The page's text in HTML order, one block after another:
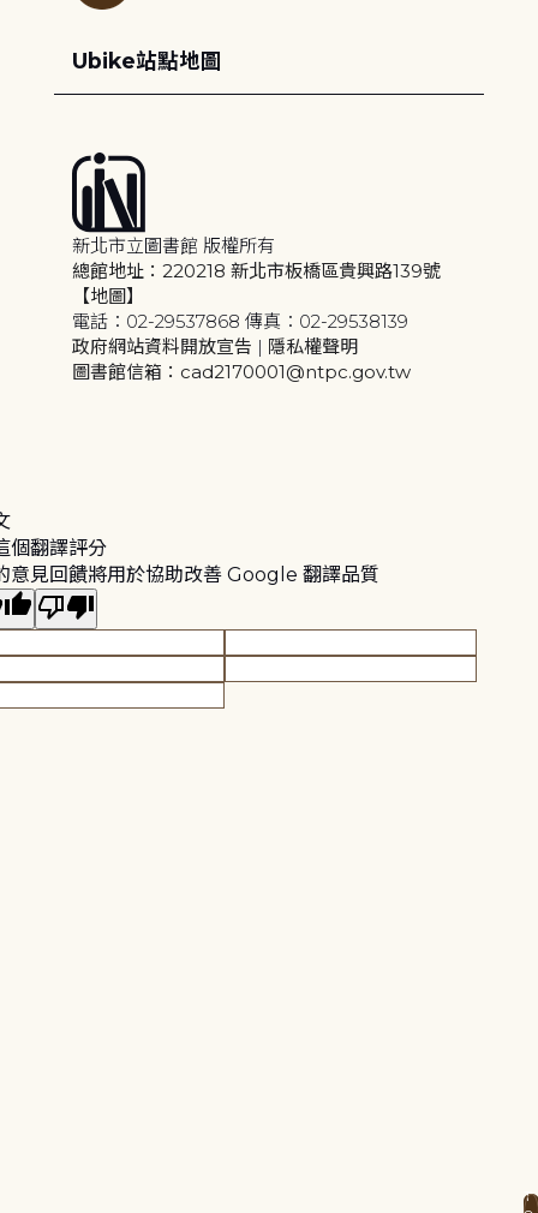
Ubike站點地圖
新北市立圖書館 版權所有
總館地址：220218 新北市板橋區貴興路139號
【地圖】
電話：02-29537868 傳真：02-29538139
政府網站資料開放宣告 | 隱私權聲明
圖書館信箱：cad2170001@ntpc.gov.tw
個翻譯評分
意見回饋將用於協助改善 Google 翻譯品質